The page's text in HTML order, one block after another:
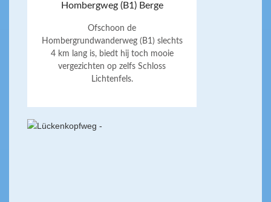
Hombergweg (B1) Berge
Ofschoon de
Hombergrundwanderweg (B1) slechts
4 km lang is, biedt hij toch mooie
vergezichten op zelfs Schloss
Lichtenfels.